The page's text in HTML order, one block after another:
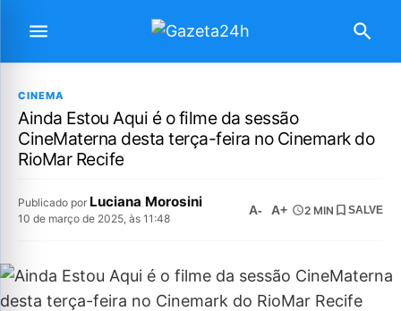
CINEMA
Ainda Estou Aqui é o filme da sessão
CineMaterna desta terça-feira no Cinemark do
RioMar Recife
Publicado por Luciana Morosini
10 de março de 2025, às 11:48
A- A+ 2 MIN SALVE